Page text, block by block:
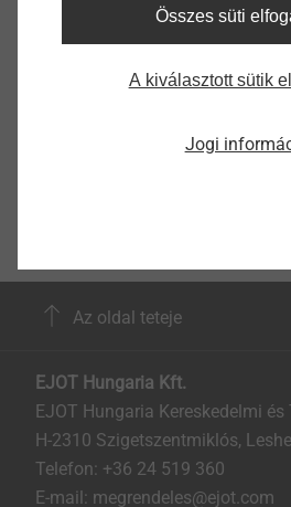
Az oldal teteje
EJOT Hungaria Kft.
EJOT Hungaria Kereskedelmi
H-2310 Szigetszentmiklós,
Telefon: +36 24 519 360
E-mail: megrendeles@ejot.com
Összes süti
A kiválasztott sütik
Jogi